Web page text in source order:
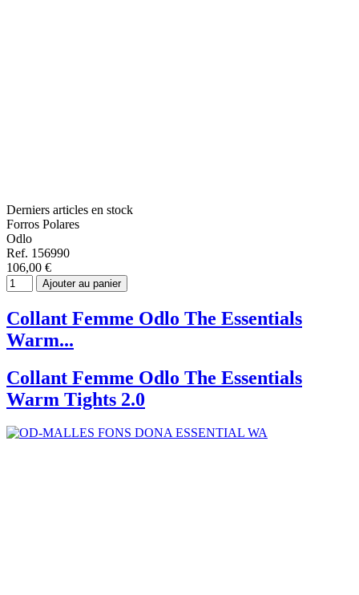
Derniers articles en stock
Forros Polares
Odlo
Ref. 156990
106,00 €
Ajouter au panier
Collant Femme Odlo The Essentials
Warm...
Collant Femme Odlo The Essentials
Warm Tights 2.0